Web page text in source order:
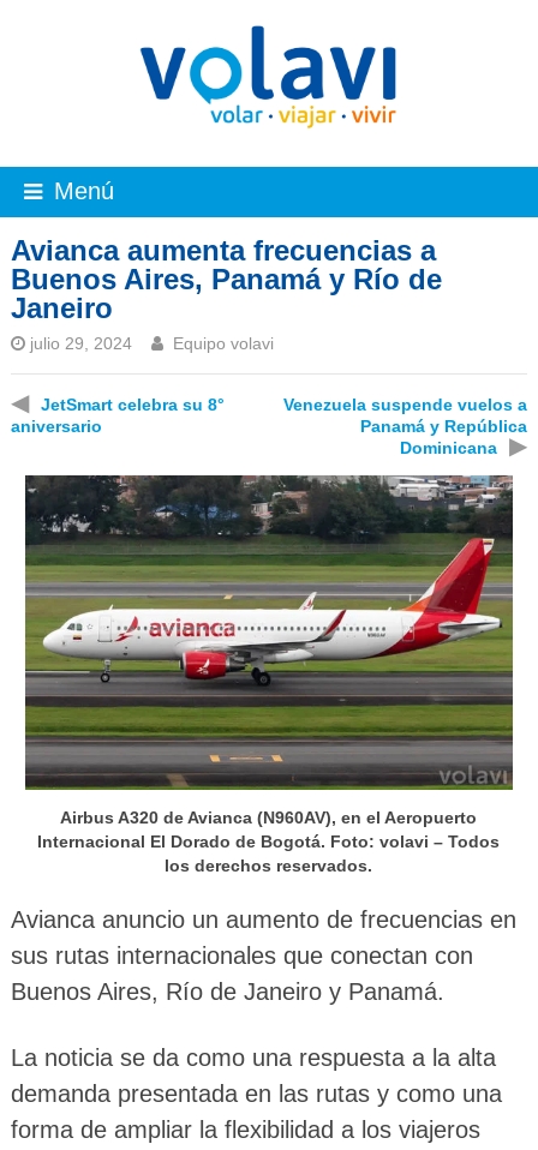
Menú
Avianca aumenta frecuencias a
Buenos Aires, Panamá y Río de
Janeiro
julio 29, 2024 Equipo volavi
◀
JetSmart celebra su 8°
aniversario
Venezuela suspende vuelos a
Panamá y República
Dominicana
▶
Airbus A320 de Avianca (N960AV), en el Aeropuerto
Internacional El Dorado de Bogotá. Foto: volavi – Todos
los derechos reservados.
Avianca anuncio un aumento de frecuencias en
sus rutas internacionales que conectan con
Buenos Aires, Río de Janeiro y Panamá.
La noticia se da como una respuesta a la alta
demanda presentada en las rutas y como una
forma de ampliar la flexibilidad a los viajeros